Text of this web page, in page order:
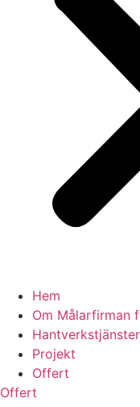
Hem
Om Målarfirman
Hantverkstjänster
Projekt
Offert
Offert